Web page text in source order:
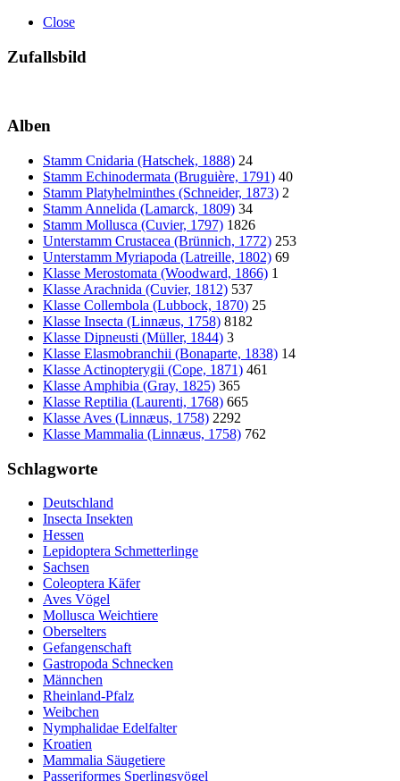
Close
Zufallsbild
Alben
Stamm Cnidaria (Hatschek, 1888) 24
Stamm Echinodermata (Bruguière, 1791) 40
Stamm Platyhelminthes (Schneider, 1873) 2
Stamm Annelida (Lamarck, 1809) 34
Stamm Mollusca (Cuvier, 1797) 1826
Unterstamm Crustacea (Brünnich, 1772) 253
Unterstamm Myriapoda (Latreille, 1802) 69
Klasse Merostomata (Woodward, 1866) 1
Klasse Arachnida (Cuvier, 1812) 537
Klasse Collembola (Lubbock, 1870) 25
Klasse Insecta (Linnæus, 1758) 8182
Klasse Dipneusti (Müller, 1844) 3
Klasse Elasmobranchii (Bonaparte, 1838) 14
Klasse Actinopterygii (Cope, 1871) 461
Klasse Amphibia (Gray, 1825) 365
Klasse Reptilia (Laurenti, 1768) 665
Klasse Aves (Linnæus, 1758) 2292
Klasse Mammalia (Linnæus, 1758) 762
Schlagworte
Deutschland
Insecta Insekten
Hessen
Lepidoptera Schmetterlinge
Sachsen
Coleoptera Käfer
Aves Vögel
Mollusca Weichtiere
Oberselters
Gefangenschaft
Gastropoda Schnecken
Männchen
Rheinland-Pfalz
Weibchen
Nymphalidae Edelfalter
Kroatien
Mammalia Säugetiere
Passeriformes Sperlingsvögel